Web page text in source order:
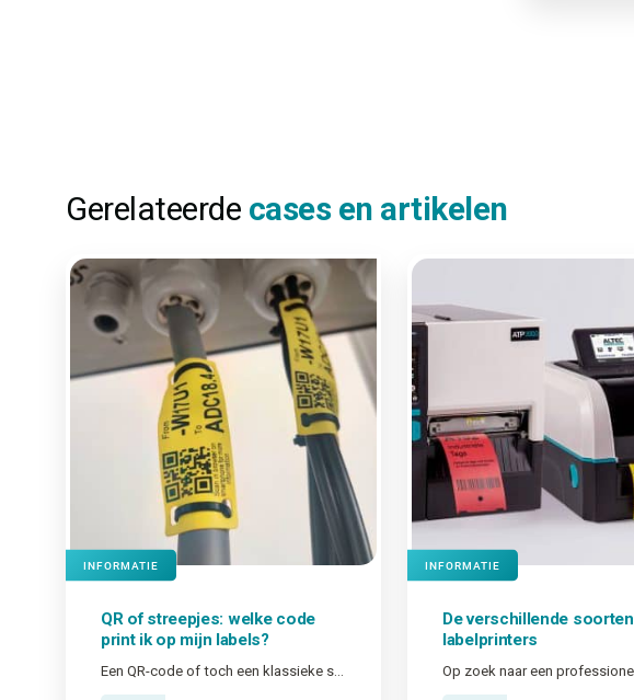
Gerelateerde cases en artikelen
INFORMATIE
QR of streepjes: welke code
print ik op mijn labels?
INFORMATIE
De verschillende soorten
labelprinters